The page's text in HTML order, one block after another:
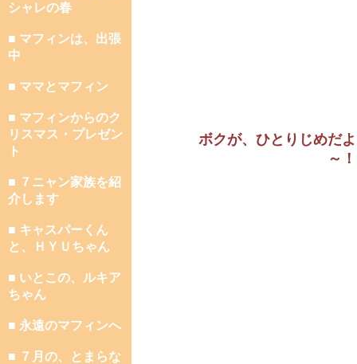
シャレの春
■ マフィンは、出張
中
■ ママとマフィン
■ マフィンからのク
リスマス・プレゼン
ト
■ ７ニャン家族を紹
介します
■ キャスパーくん
と、ＨＹＵちゃん
■ いとこの、ルキア
ちゃん
■ 永遠のマフィンへ
■ ７月の、とまらな
ボクが、ひとりじめだよ
～！